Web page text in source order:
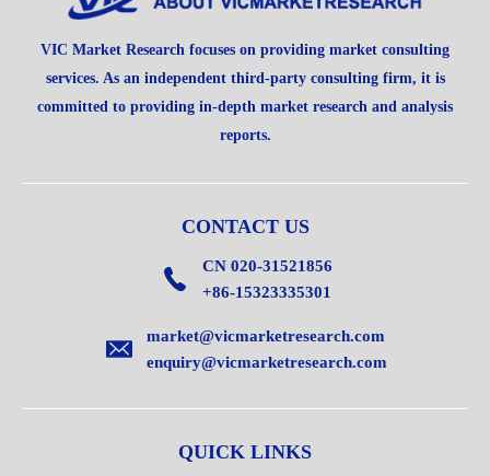
VIC Market Research focuses on providing market consulting
services. As an independent third-party consulting firm, it is
committed to providing in-depth market research and analysis
reports.
CONTACT US
CN 020-31521856
+86-15323335301
market@vicmarketresearch.com
enquiry@vicmarketresearch.com
QUICK LINKS